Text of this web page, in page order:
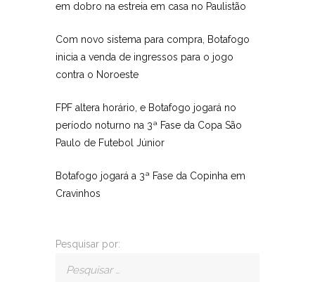
em dobro na estreia em casa no Paulistão
Com novo sistema para compra, Botafogo
inicia a venda de ingressos para o jogo
contra o Noroeste
FPF altera horário, e Botafogo jogará no
período noturno na 3ª Fase da Copa São
Paulo de Futebol Júnior
Botafogo jogará a 3ª Fase da Copinha em
Cravinhos
Pesquisar por: